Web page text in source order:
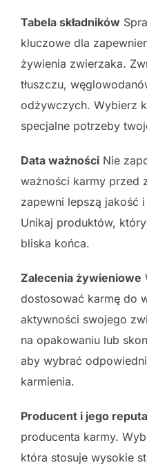
Tabela składników
kluczowe dla
żywienia zwierzaka.
tłuszczu,
odżywczych. Wybierz
specjalne potrzeby
Data ważności Nie
ważności karmy przed
zapewni lepszą jakość
Unikaj produktów,
bliska końca.
Zalecenia żywieniowe
dostosować karmę do
aktywności swojego
na opakowaniu lub
aby wybrać
karmienia.
Producent i jego
producenta karmy.
która stosuje wysokie